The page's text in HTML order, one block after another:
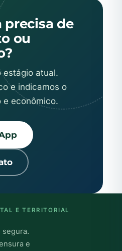
precisa de
ou
estágio atual.
e indicamos o
e econômico.
E TERRITORIAL
segura.
e